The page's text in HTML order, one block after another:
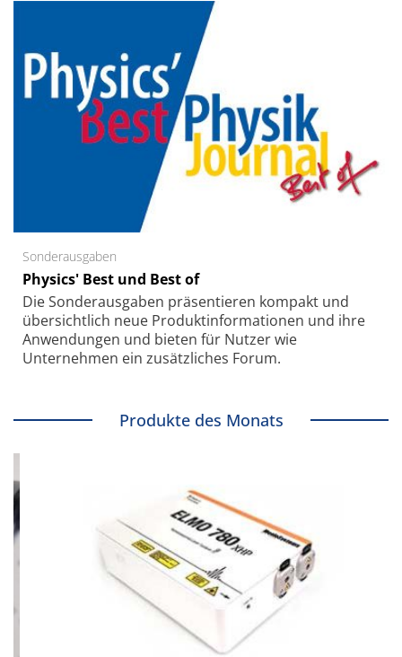
Sonderausgaben
Physics' Best und Best of
Die Sonder­ausgaben präsentieren kompakt und
übersichtlich neue Produkt­informationen und ihre
Anwendungen und bieten für Nutzer wie
Unternehmen ein zusätzliches Forum.
Produkte des Monats